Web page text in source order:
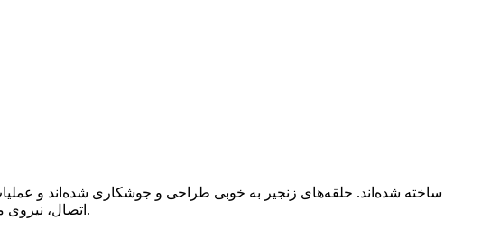
اتصال، نیروی مقاوم، نیروی پارگی، افزایش طول و سختی را تضمین می‌کند. بازرسی و آزمایش‌های کامل بر روی دسته زنجیر اعمال می‌شود.